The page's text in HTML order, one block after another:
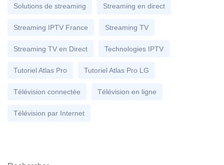
Solutions de streaming Streaming en direct
Streaming IPTV France Streaming TV
Streaming TV en Direct Technologies IPTV
Tutoriel Atlas Pro Tutoriel Atlas Pro LG
Télévision connectée Télévision en ligne
Télévision par Internet